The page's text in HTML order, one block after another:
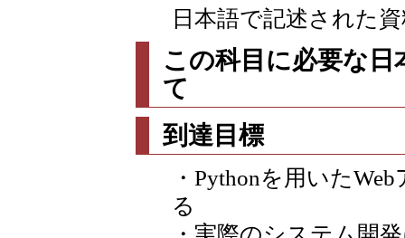
日本語で記述された
この科目に必要な
て
到達目標
・Pythonを用いた
る